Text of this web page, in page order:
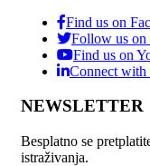
Find us on
Follow us on
Find us on
Connect
NEWSLETTER
Besplatno se
istraživanja.